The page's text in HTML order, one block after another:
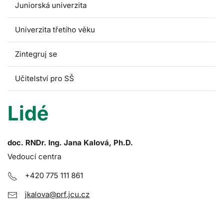
Juniorská univerzita
Univerzita třetího věku
Zintegruj se
Učitelství pro SŠ
Lidé
doc. RNDr. Ing. Jana Kalová, Ph.D.
Vedoucí centra
+420 775 111 861
jkalova@prf.jcu.cz